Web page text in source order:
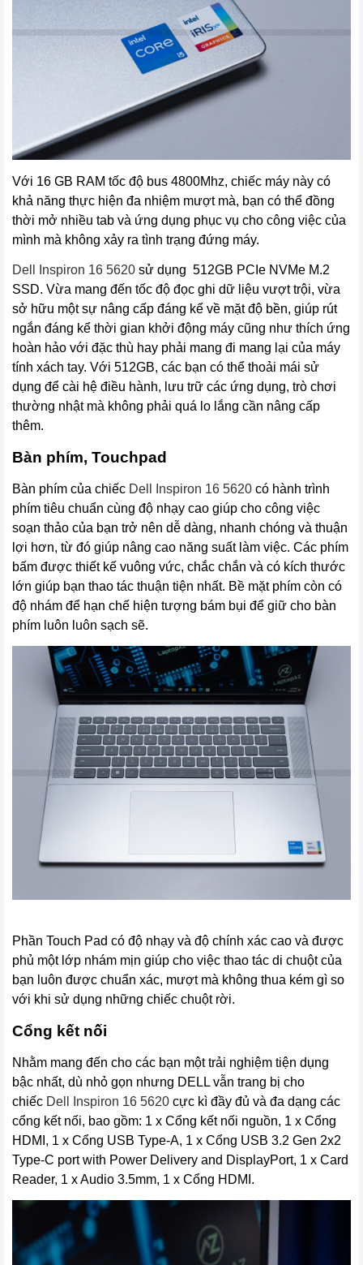
Với 16 GB RAM tốc độ bus 4800Mhz, chiếc máy này có
khả năng thực hiện đa nhiệm mượt mà, bạn có thể đồng
thời mở nhiều tab và ứng dụng phục vụ cho công việc của
mình mà không xảy ra tình trạng đứng máy.
Dell Inspiron 16 5620 sử dụng 512GB PCIe NVMe M.2
SSD. Vừa mang đến tốc độ đọc ghi dữ liệu vượt trội, vừa
sở hữu một sự nâng cấp đáng kể về mặt độ bền, giúp rút
ngắn đáng kể thời gian khởi động máy cũng như thích ứng
hoàn hảo với đặc thù hay phải mang đi mang lại của máy
tính xách tay. Với 512GB, các bạn có thể thoải mái sử
dụng để cài hệ điều hành, lưu trữ các ứng dụng, trò chơi
thường nhật mà không phải quá lo lắng cần nâng cấp
thêm.
Bàn phím, Touchpad
Bàn phím của chiếc Dell Inspiron 16 5620 có hành trình
phím tiêu chuẩn cùng độ nhạy cao giúp cho công việc
soạn thảo của bạn trở nên dễ dàng, nhanh chóng và thuận
lợi hơn, từ đó giúp nâng cao năng suất làm việc. Các phím
bấm được thiết kế vuông vức, chắc chắn và có kích thước
lớn giúp bạn thao tác thuận tiện nhất. Bề mặt phím còn có
độ nhám để hạn chế hiện tượng bám bụi để giữ cho bàn
phím luôn luôn sạch sẽ.
Phần Touch Pad có độ nhạy và độ chính xác cao và được
phủ một lớp nhám mịn giúp cho việc thao tác di chuột của
bạn luôn được chuẩn xác, mượt mà không thua kém gì so
với khi sử dụng những chiếc chuột rời.
Cổng kết nối
Nhằm mang đến cho các bạn một trải nghiệm tiện dụng
bậc nhất, dù nhỏ gọn nhưng DELL vẫn trang bị cho
chiếc Dell Inspiron 16 5620 cực kì đầy đủ và đa dạng các
cổng kết nối, bao gồm: 1 x Cổng kết nối nguồn, 1 x Cổng
HDMI, 1 x Cổng USB Type-A, 1 x Cổng USB 3.2 Gen 2x2
Type-C port with Power Delivery and DisplayPort, 1 x Card
Reader, 1 x Audio 3.5mm, 1 x Cổng HDMI.